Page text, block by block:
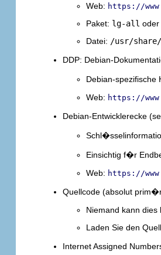
Web: https://
Paket: lg-all oder
Datei: /usr/
DDP: Debian-
Debian-
Web: https://
Debian-Entwicklerecke
Einsichtig f�r
Web: https://
Quellcode (absolut
Niemand kann dies
Laden Sie den
Internet Assigned